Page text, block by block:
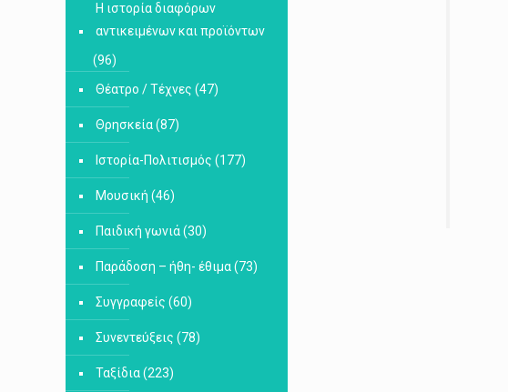
Η ιστορία διαφόρων
αντικειμένων και προϊόντων
(96)
Θέατρο / Τέχνες (47)
Θρησκεία(87)
Ιστορία-Πολιτισμός (177)
Μουσική (46)
Παιδική γωνιά(30)
Παράδοση – ήθη- έθιμα(73)
Συγγραφείς (60)
Συνεντεύξεις (78)
Ταξίδια(223)